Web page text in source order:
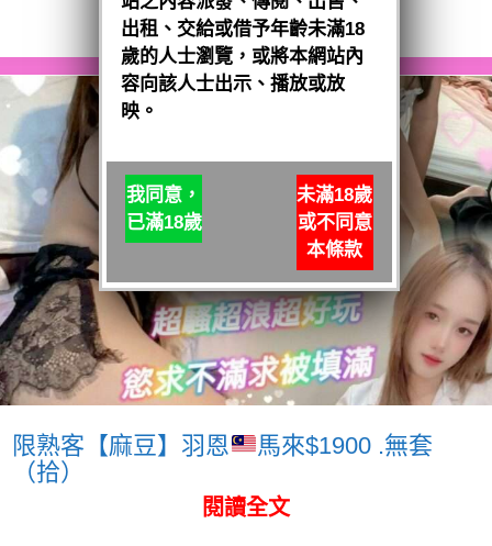
閱讀全文
限熟客【麻豆】羽恩
馬來$1900 .無套
（拾）
閱讀全文
出租、交給或借予年齡未滿18
歲的人士瀏覽，或將本網站內
容向該人士出示、播放或放
映。
我同意，
已滿18歲
未滿18歲
或不同意
本條款